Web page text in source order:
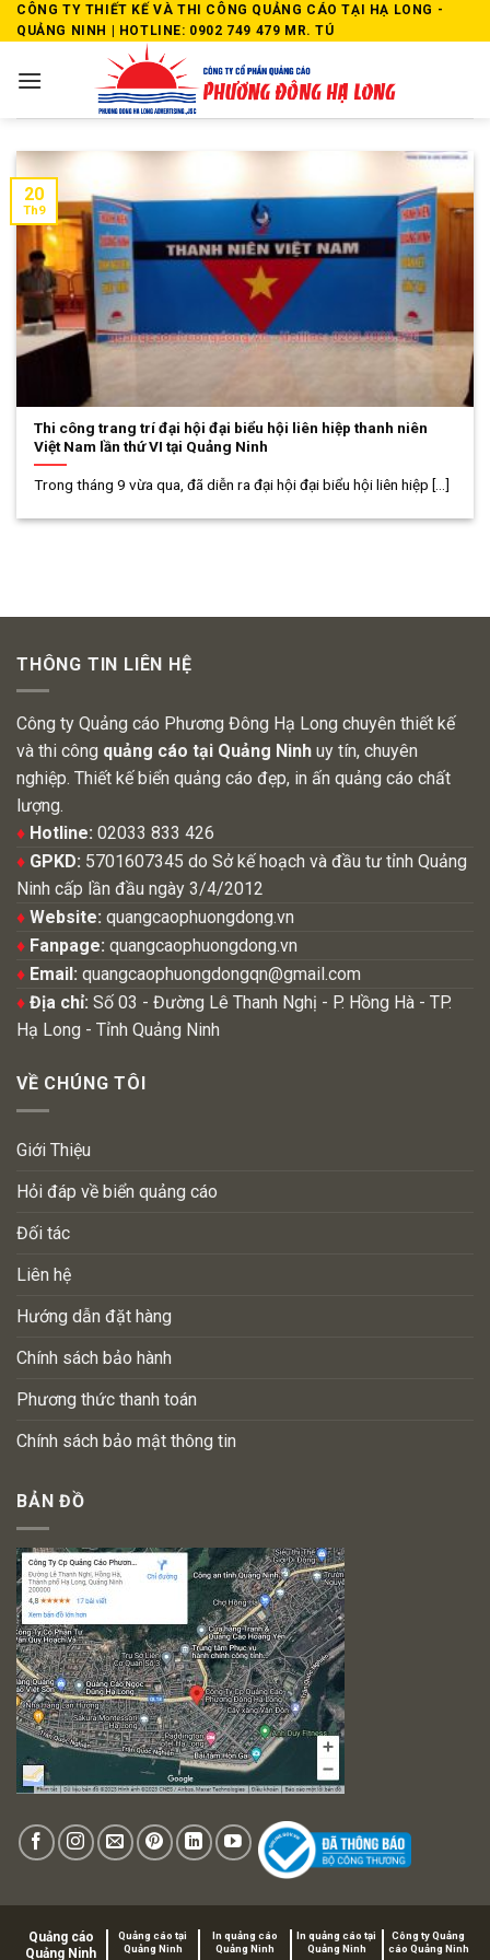
Skip
to
CÔNG TY THIẾT KẾ VÀ THI CÔNG QUẢNG CÁO TẠI HẠ LONG -
QUẢNG NINH | HOTLINE: 0902 749 479 MR. TÚ
Thi công trang trí đại hội đại biểu hội liên hiệp thanh niên
Việt Nam lần thứ VI tại Quảng Ninh
Trong tháng 9 vừa qua, đã diễn ra đại hội đại biểu hội liên hiệp [...]
20
Th9
THÔNG TIN LIÊN HỆ
Công ty Quảng cáo Phương Đông Hạ Long chuyên thiết kế
và thi công quảng cáo tại Quảng Ninh uy tín, chuyên
nghiệp. Thiết kế biển quảng cáo đẹp, in ấn quảng cáo chất
lượng.
♦ Hotline: 02033 833 426
♦ GPKD: 5701607345 do Sở kế hoạch và đầu tư tỉnh Quảng
Ninh cấp lần đầu ngày 3/4/2012
♦ Website: quangcaophuongdong.vn
♦ Fanpage: quangcaophuongdong.vn
♦ Email: quangcaophuongdongqn@gmail.com
♦ Địa chỉ: Số 03 - Đường Lê Thanh Nghị - P. Hồng Hà - TP.
Hạ Long - Tỉnh Quảng Ninh
VỀ CHÚNG TÔI
Giới Thiệu
Hỏi đáp về biển quảng cáo
Đối tác
Liên hệ
Hướng dẫn đặt hàng
Chính sách bảo hành
Phương thức thanh toán
Chính sách bảo mật thông tin
BẢN ĐỒ
Quảng cáo
Quảng Ninh
Quảng cáo tại
Quảng Ninh
In quảng cáo
Quảng Ninh
In quảng cáo tại
Quảng Ninh
Công ty Quảng
cáo Quảng Ninh